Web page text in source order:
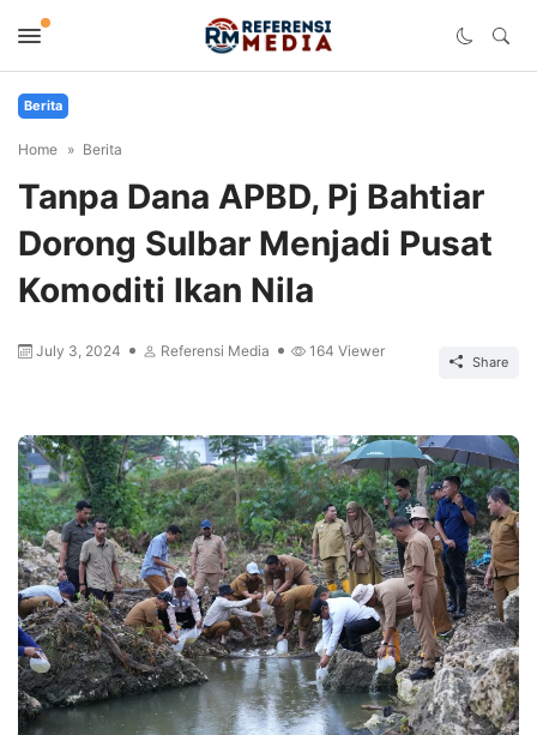
Berita
Home Berita
Tanpa Dana APBD, Pj Bahtiar
Dorong Sulbar Menjadi Pusat
Komoditi Ikan Nila
July 3, 2024 Referensi Media 164 Viewer
Share